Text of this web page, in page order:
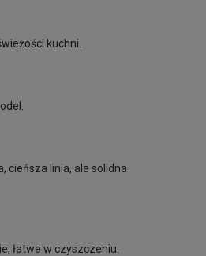
kuchni.
cieńsza linia, ale solidna
łatwe w czyszczeniu.